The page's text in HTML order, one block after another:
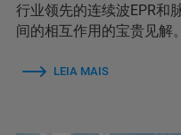
行业领先的连续波EPR和
间的相互作用的宝贵见解。
LEIA MAIS